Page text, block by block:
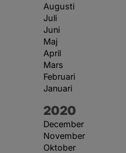
Augusti
Juli
Juni
Maj
April
Mars
Februari
Januari
År:
2020
December
November
Oktober